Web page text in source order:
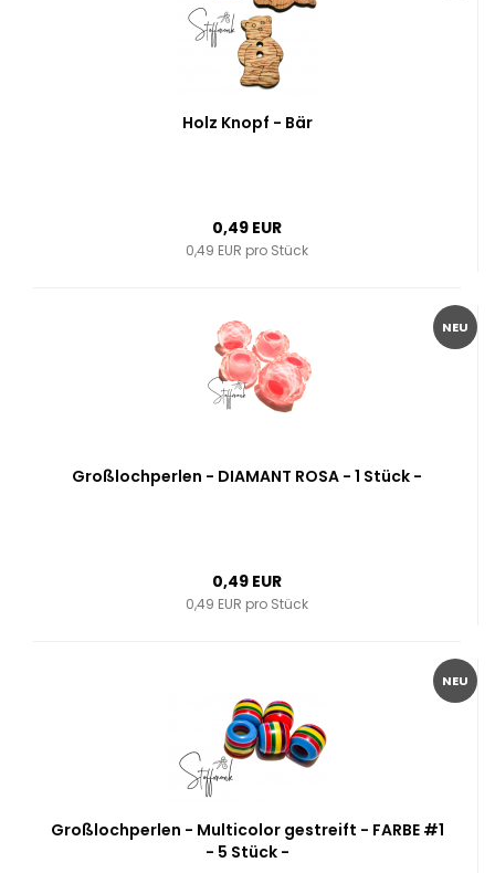
Holz Knopf - Bär
0,49 EUR
0,49 EUR pro Stück
NEU
Großlochperlen - DIAMANT ROSA - 1 Stück -
0,49 EUR
0,49 EUR pro Stück
NEU
Großlochperlen - Multicolor gestreift - FARBE #1
- 5 Stück -